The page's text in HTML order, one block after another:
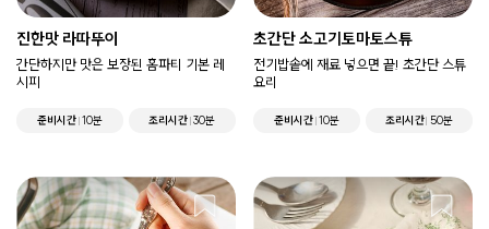
진한맛 라따뚜이
간단하지만 맛은 보장된 홈파티 기본 레
시피
준비시간 10분 조리시간 30분
초간단 소고기토마토스튜
전기밥솥에 재료 넣으면 끝! 초간단 스튜
요리
준비시간 10분 조리시간 50분